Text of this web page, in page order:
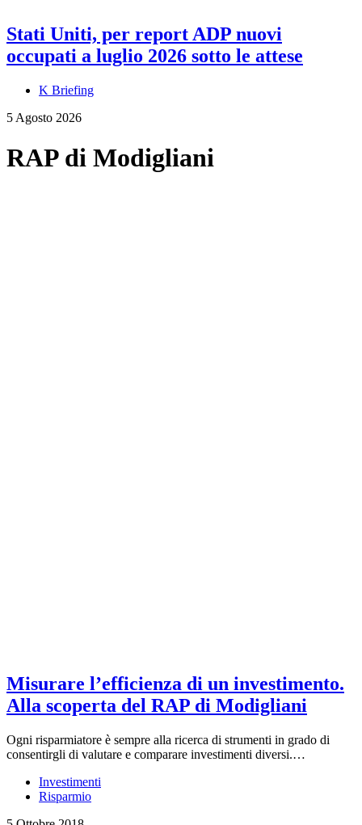
Stati Uniti, per report ADP nuovi
occupati a luglio 2026 sotto le attese
K Briefing
5 Agosto 2026
RAP di Modigliani
Misurare l’efficienza di un investimento.
Alla scoperta del RAP di Modigliani
Ogni risparmiatore è sempre alla ricerca di strumenti in grado di
consentirgli di valutare e comparare investimenti diversi.…
Investimenti
Risparmio